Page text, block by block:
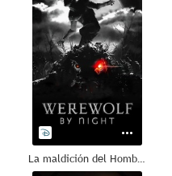
La maldición del Hombre Lobo